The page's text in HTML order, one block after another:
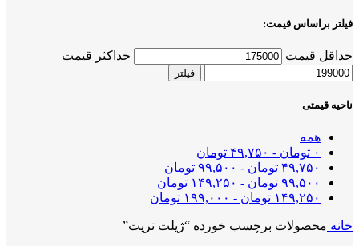
فیلتر براساس قیمت:
حداقل قیمت حداکثر قیمت
فیلتر
ناحیه قیمتی
همه
۰ تومان - ۴۹,۷۵۰ تومان
۴۹,۷۵۰ تومان - ۹۹,۵۰۰ تومان
۹۹,۵۰۰ تومان - ۱۴۹,۲۵۰ تومان
۱۴۹,۲۵۰ تومان - ۱۹۹,۰۰۰ تومان
خانه محصولات برچسب خورده “ژیلت تریت”